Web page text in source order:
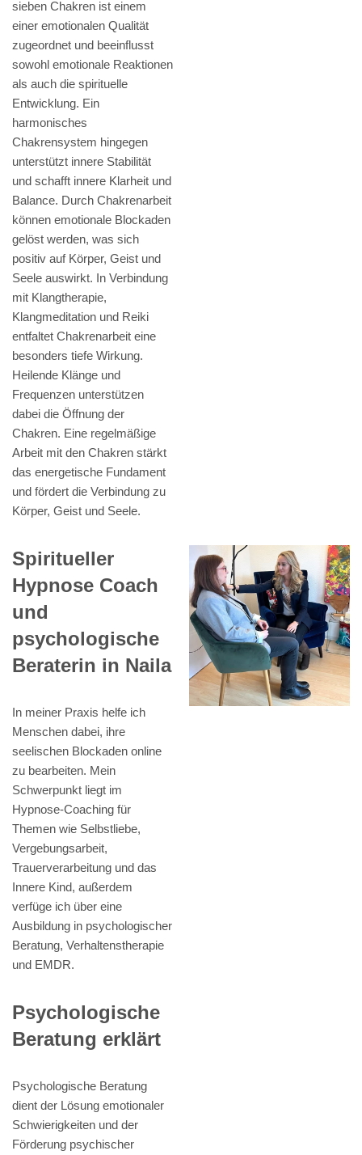
sieben Chakren ist einem
einer emotionalen Qualität
zugeordnet und beeinflusst
sowohl emotionale Reaktionen
als auch die spirituelle
Entwicklung. Ein
harmonisches
Chakrensystem hingegen
unterstützt innere Stabilität
und schafft innere Klarheit und
Balance. Durch Chakrenarbeit
können emotionale Blockaden
gelöst werden, was sich
positiv auf Körper, Geist und
Seele auswirkt. In Verbindung
mit Klangtherapie,
Klangmeditation und Reiki
entfaltet Chakrenarbeit eine
besonders tiefe Wirkung.
Heilende Klänge und
Frequenzen unterstützen
dabei die Öffnung der
Chakren. Eine regelmäßige
Arbeit mit den Chakren stärkt
das energetische Fundament
und fördert die Verbindung zu
Körper, Geist und Seele.
Spiritueller
Hypnose Coach
und
psychologische
Beraterin in Naila
In meiner Praxis helfe ich
Menschen dabei, ihre
seelischen Blockaden online
zu bearbeiten. Mein
Schwerpunkt liegt im
Hypnose-Coaching für
Themen wie Selbstliebe,
Vergebungsarbeit,
Trauerverarbeitung und das
Innere Kind, außerdem
verfüge ich über eine
Ausbildung in psychologischer
Beratung, Verhaltenstherapie
und EMDR.
Psychologische
Beratung erklärt
Psychologische Beratung
dient der Lösung emotionaler
Schwierigkeiten und der
Förderung psychischer